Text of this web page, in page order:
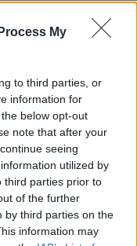
My
to third parties, or
information for
below opt-out
note that after your
seeing
utilized by
third parties prior to
of the further
by third parties on the
information may